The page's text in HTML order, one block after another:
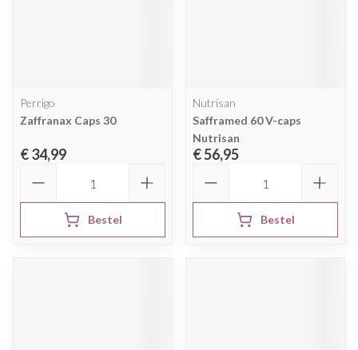
Perrigo
Zaffranax Caps 30
€ 34,99
Bestel
Nutrisan
Safframed 60 V-caps
Nutrisan
€ 56,95
Bestel